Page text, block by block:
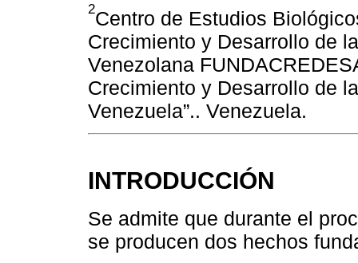
2Centro de Estudios
Crecimiento y Desarrollo de
Venezolana
Crecimiento y Desarrollo de
Venezuela”.. Venezuela.
INTRODUCCIÓN
Se admite que durante el
se producen dos hechos